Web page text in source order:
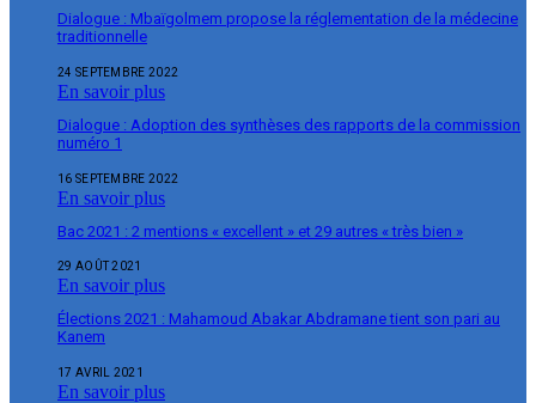
Dialogue : Mbaïgolmem propose la réglementation de la médecine
traditionnelle
24 SEPTEMBRE 2022
En savoir plus
Dialogue : Adoption des synthèses des rapports de la commission
numéro 1
16 SEPTEMBRE 2022
En savoir plus
Bac 2021 : 2 mentions « excellent » et 29 autres « très bien »
29 AOÛT 2021
En savoir plus
Élections 2021 : Mahamoud Abakar Abdramane tient son pari au
Kanem
17 AVRIL 2021
En savoir plus